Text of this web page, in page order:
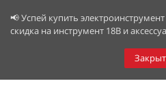
📢 Успей купить
скидка на инструмент 18В и